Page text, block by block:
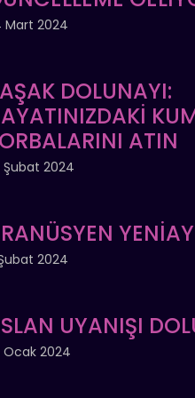
Mart 2024
DOLUNAYI:
ATIN
Şubat 2024
YENİAY
2024
UYANIŞI
Ocak 2024